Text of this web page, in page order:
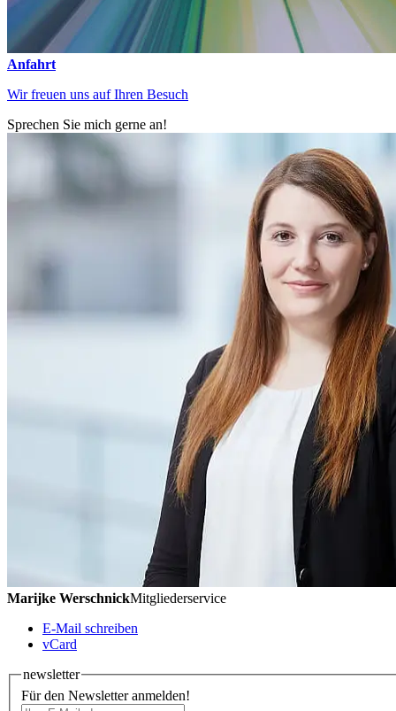
Anfahrt
Wir freuen uns auf Ihren Besuch
Sprechen Sie mich gerne an!
Marijke WerschnickMitgliederservice
E-Mail schreiben
vCard
newsletter
Für den Newsletter anmelden!